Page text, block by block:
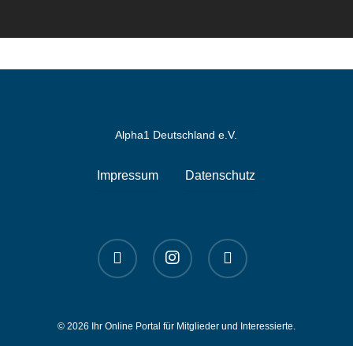
Alpha1 Deutschland e.V.
Impressum Datenschutz
linkedin instagram spotify
© 2026 Ihr Online Portal für Mitglieder und Interessierte.